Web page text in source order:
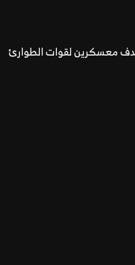
معسكرين لقوات الطوارئ